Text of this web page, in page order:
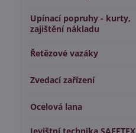
Upínací popruhy - kurty,
zajištění nákladu
Řetězové vazáky
Zvedací zařízení
Ocelová lana